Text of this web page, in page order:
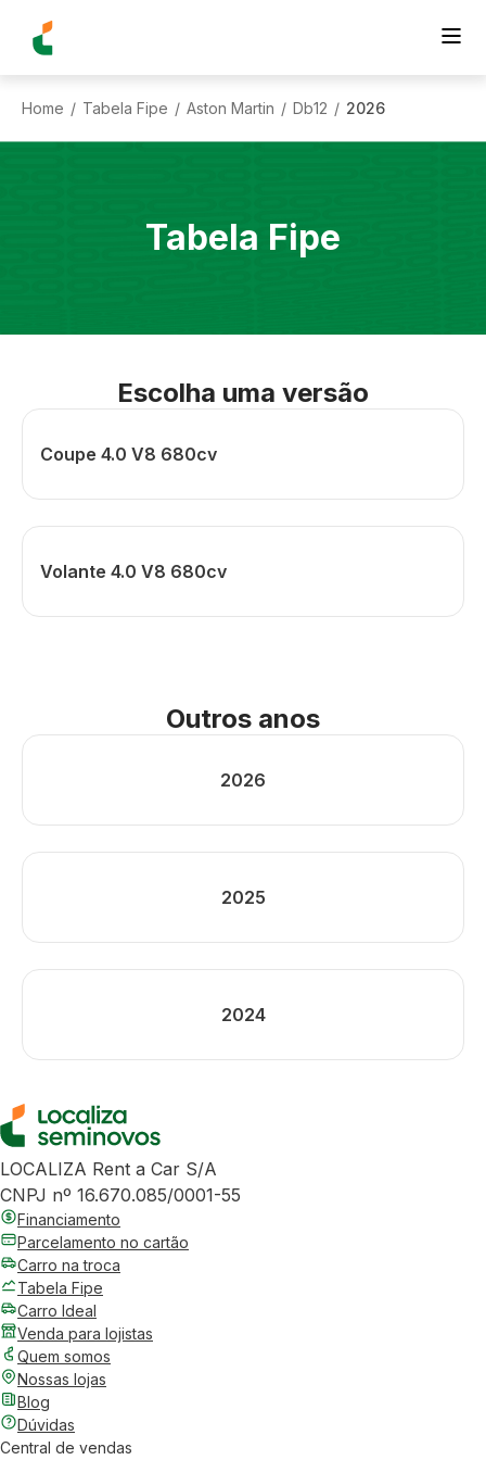
Home / Tabela Fipe / Aston Martin / Db12 / 2026
Tabela Fipe
Escolha uma versão
Coupe 4.0 V8 680cv
Volante 4.0 V8 680cv
Outros anos
2026
2025
2024
LOCALIZA Rent a Car S/A
CNPJ nº 16.670.085/0001-55
Financiamento
Parcelamento no cartão
Carro na troca
Tabela Fipe
Carro Ideal
Venda para lojistas
Quem somos
Nossas lojas
Blog
Dúvidas
Central de vendas